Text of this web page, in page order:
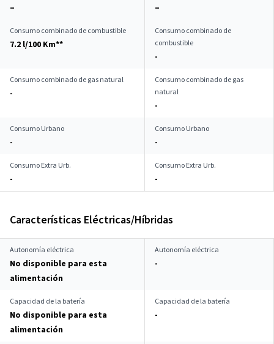
– –
Consumo combinado de combustible
7.2 l/100 Km**
Consumo combinado de
combustible
-
Consumo combinado de gas natural
-
Consumo combinado de gas
natural
-
Consumo Urbano
-
Consumo Urbano
-
Consumo Extra Urb.
-
Consumo Extra Urb.
-
Características Eléctricas/Híbridas
Autonomía eléctrica
No disponible para esta
alimentación
Autonomía eléctrica
-
Capacidad de la batería
No disponible para esta
alimentación
Capacidad de la batería
-